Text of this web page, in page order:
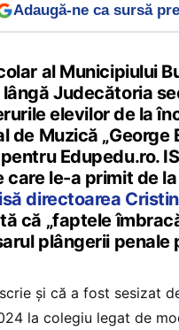
Adaugă-ne ca sursă
al Municipiului
Judecătoria
elevilor de la
de Muzică
Edupedu.ro.
care le-a primit de
directoarea
că „faptele
plângerii
și că a fost sesizat
la colegiu legat de